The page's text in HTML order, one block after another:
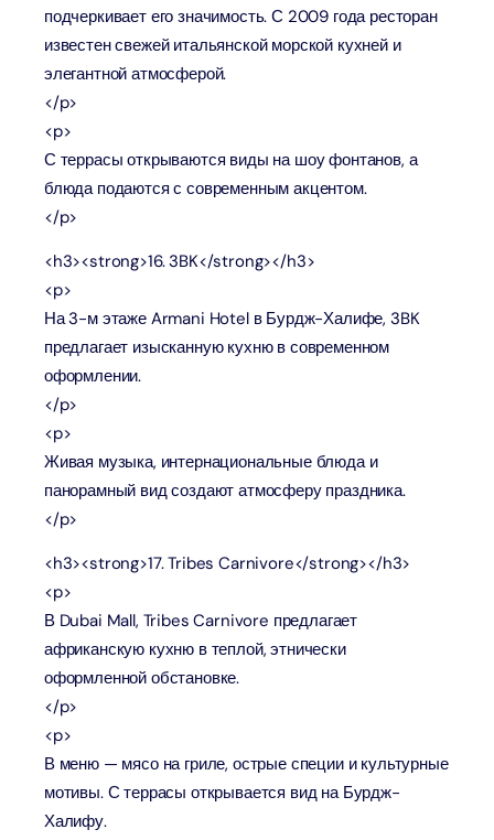
подчеркивает его значимость. С 2009 года ресторан
известен свежей итальянской морской кухней и
элегантной атмосферой.
</p>
<p>
С террасы открываются виды на шоу фонтанов, а
блюда подаются с современным акцентом.
</p>
<h3><strong>16. 3BK</strong></h3>
<p>
На 3-м этаже Armani Hotel в Бурдж-Халифе, 3BK
предлагает изысканную кухню в современном
оформлении.
</p>
<p>
Живая музыка, интернациональные блюда и
панорамный вид создают атмосферу праздника.
</p>
<h3><strong>17. Tribes Carnivore</strong></h3>
<p>
В Dubai Mall, Tribes Carnivore предлагает
африканскую кухню в теплой, этнически
оформленной обстановке.
</p>
<p>
В меню — мясо на гриле, острые специи и культурные
мотивы. С террасы открывается вид на Бурдж-
Халифу.